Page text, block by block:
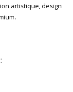
artistique, design